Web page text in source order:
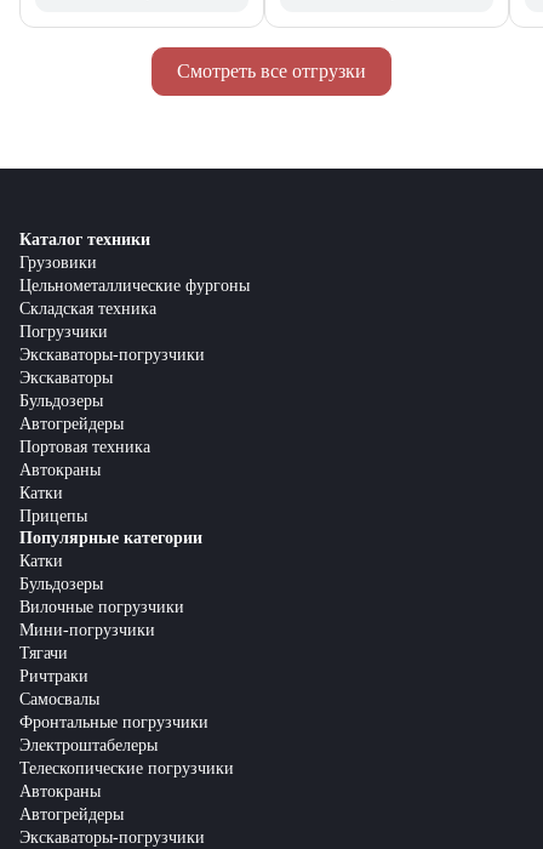
Смотреть все отгрузки
Каталог техники
Грузовики
Цельнометаллические фургоны
Складская техника
Погрузчики
Экскаваторы-погрузчики
Экскаваторы
Бульдозеры
Автогрейдеры
Портовая техника
Автокраны
Катки
Прицепы
Популярные категории
Катки
Бульдозеры
Вилочные погрузчики
Мини-погрузчики
Тягачи
Ричтраки
Самосвалы
Фронтальные погрузчики
Электроштабелеры
Телескопические погрузчики
Автокраны
Автогрейдеры
Экскаваторы-погрузчики